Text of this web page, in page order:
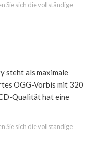
Sie sich die vollständige
steht als maximale
OGG-Vorbis mit 320
Qualität hat eine
Sie sich die vollständige